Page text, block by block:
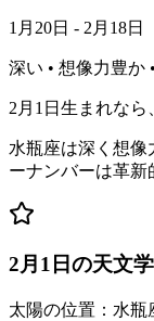
1月20日 - 2月18日
深い • 想像力豊か
2月1日生まれなら
水瓶座は深く想像
ーナンバーは革新
2月1日の天文
太陽の位置：水瓶